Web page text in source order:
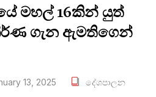
මහල් 16කින් යුත්
ගැන ඇමතිගෙන්
13, 2025 දේශපාලන